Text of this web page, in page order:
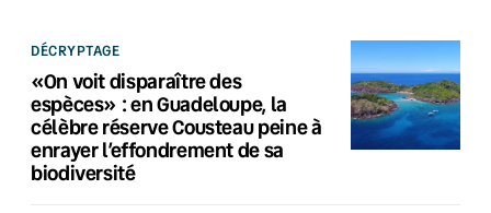
DÉCRYPTAGE
«On voit disparaître des
espèces» : en Guadeloupe, la
célèbre réserve Cousteau peine à
enrayer l’effondrement de sa
biodiversité